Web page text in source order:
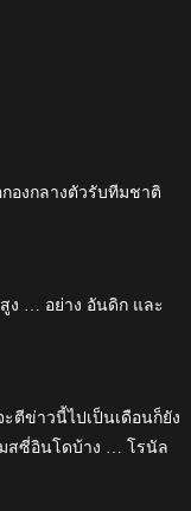
องกลางตัวรับทีมชาติ
ง … อย่าง อันดิก และ
ตีข่าวนี้ไปเป็นเดือนก็ยัง
มสซี่อินโดบ้าง … โรนัล